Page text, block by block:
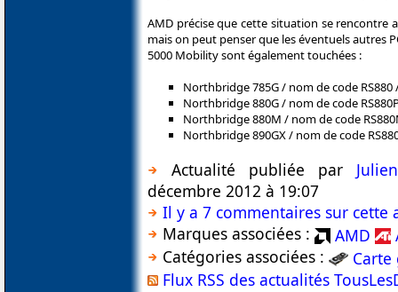
AMD précise que cette situation se rencontre
mais on peut penser que les éventuels autres
5000 Mobility sont également touchées :
Northbridge 785G / nom de code RS880
Northbridge 880G / nom de code
Northbridge 880M / nom de code
Northbridge 890GX / nom de code
Actualité publiée par
décembre 2012 à 19:07
Il y a 7 commentaires sur cette
Marques associées :
AMD
Catégories associées :
Flux RSS des actualités